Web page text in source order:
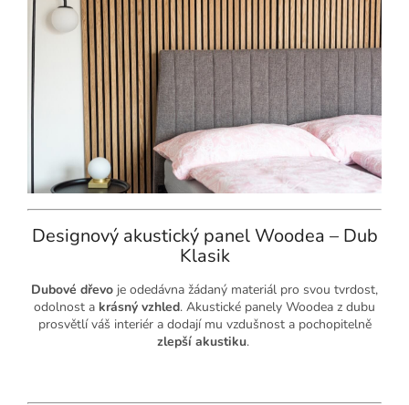
Designový akustický panel Woodea – Dub
Klasik
Dubové dřevo je odedávna žádaný materiál pro svou tvrdost,
odolnost a krásný vzhled. Akustické panely Woodea z dubu
prosvětlí váš interiér a dodají mu vzdušnost a pochopitelně
zlepší akustiku.